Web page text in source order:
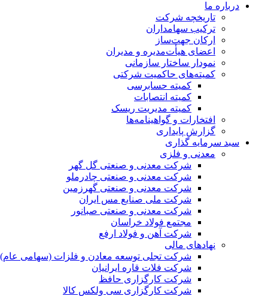
درباره ما
تاریخچه شرکت
ترکیب سهامداران
ارکان جهت‌ساز
اعضای هیأت‌مدیره و مدیران
نمودار ساختار سازمانی
کمیته‌های حاکمیت شرکتی
کمیته حسابرسی
کمیته انتصابات
کمیته مدیریت ریسک
افتخارات و گواهینامه‌ها
گزارش پایداری
سبد سرمایه گذاری
معدنی و فلزی
شرکت معدنی و صنعتی گل گهر
شرکت معدنی و صنعتی چادرملو
شرکت معدنی و صنعتی گهرزمین
شرکت ملی صنایع مس ایران
شرکت معدنی و صنعتی صبانور
مجتمع فولاد خراسان
شرکت آهن و فولاد ارفع
نهادهای مالی
شرکت تجلی توسعه معادن و فلزات (سهامی عام)
شرکت فلات قاره ایرانیان
شرکت کارگزاری حافظ
شرکت کارگزاری سی ولکس کالا